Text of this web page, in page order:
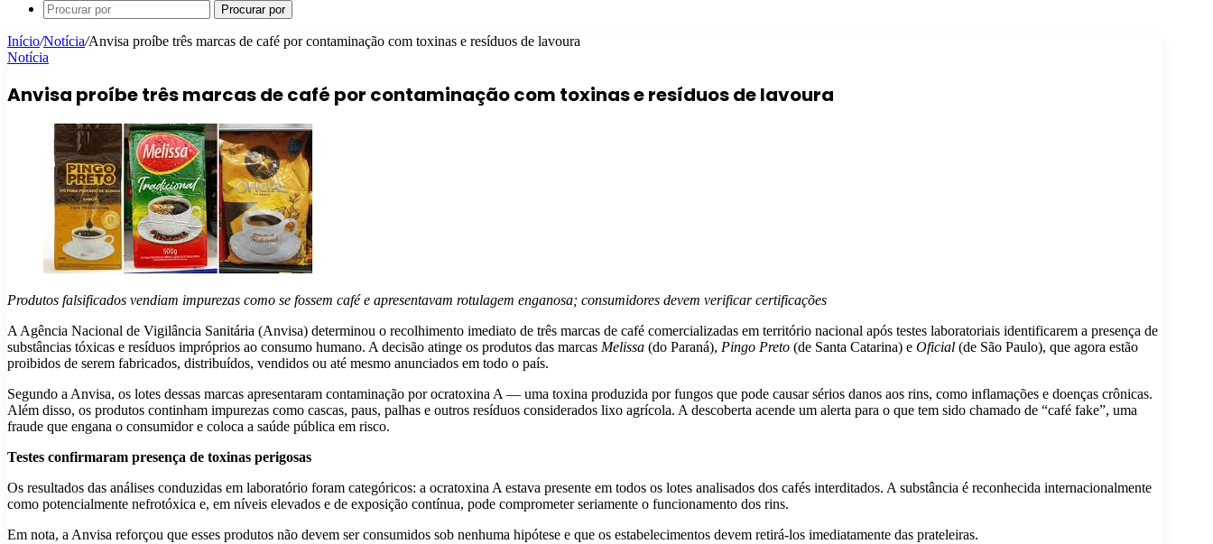
Procurar por
Início/Notícia/Anvisa proíbe três marcas de café por contaminação com toxinas e resíduos de lavoura
Notícia
Anvisa proíbe três marcas de café por contaminação com toxinas e resíduos de lavoura
Produtos falsificados vendiam impurezas como se fossem café e apresentavam rotulagem enganosa; consumidores devem verificar certificações
A Agência Nacional de Vigilância Sanitária (Anvisa) determinou o recolhimento imediato de três marcas de café comercializadas em território nacional após testes laboratoriais identificarem a presença de
substâncias tóxicas e resíduos impróprios ao consumo humano. A decisão atinge os produtos das marcas Melissa (do Paraná), Pingo Preto (de Santa Catarina) e Oficial (de São Paulo), que agora estão
proibidos de serem fabricados, distribuídos, vendidos ou até mesmo anunciados em todo o país.
Segundo a Anvisa, os lotes dessas marcas apresentaram contaminação por ocratoxina A — uma toxina produzida por fungos que pode causar sérios danos aos rins, como inflamações e doenças crônicas.
Além disso, os produtos continham impurezas como cascas, paus, palhas e outros resíduos considerados lixo agrícola. A descoberta acende um alerta para o que tem sido chamado de “café fake”, uma
fraude que engana o consumidor e coloca a saúde pública em risco.
Testes confirmaram presença de toxinas perigosas
Os resultados das análises conduzidas em laboratório foram categóricos: a ocratoxina A estava presente em todos os lotes analisados dos cafés interditados. A substância é reconhecida internacionalmente
como potencialmente nefrotóxica e, em níveis elevados e de exposição contínua, pode comprometer seriamente o funcionamento dos rins.
Em nota, a Anvisa reforçou que esses produtos não devem ser consumidos sob nenhuma hipótese e que os estabelecimentos devem retirá-los imediatamente das prateleiras.